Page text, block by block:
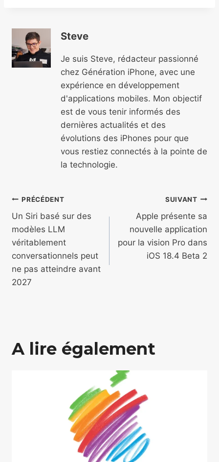
Steve
Je suis Steve, rédacteur passionné
chez Génération iPhone, avec une
expérience en développement
d'applications mobiles. Mon objectif
est de vous tenir informés des
dernières actualités et des
évolutions des iPhones pour que
vous restiez connectés à la pointe de
la technologie.
Navigation
de
l’article
PRÉCÉDENT
Un Siri basé sur des
modèles LLM
véritablement
conversationnels peut
ne pas atteindre avant
2027
SUIVANT
Apple présente sa
nouvelle application
pour la vision Pro dans
iOS 18.4 Beta 2
A lire également